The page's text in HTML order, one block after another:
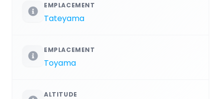
EMPLACEMENT
Tateyama
EMPLACEMENT
Toyama
ALTITUDE